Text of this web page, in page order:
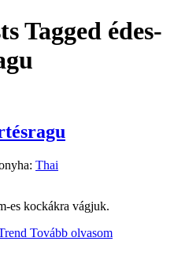
Tagged édes-
Thai
es kockákra vágjuk.
Tovább olvasom